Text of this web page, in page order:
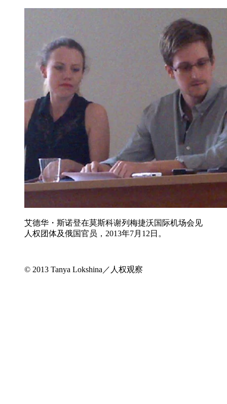
艾德华・斯诺登在莫斯科谢列梅捷沃国际机场会见
人权团体及俄国官员，2013年7月12日。
© 2013 Tanya Lokshina／人权观察